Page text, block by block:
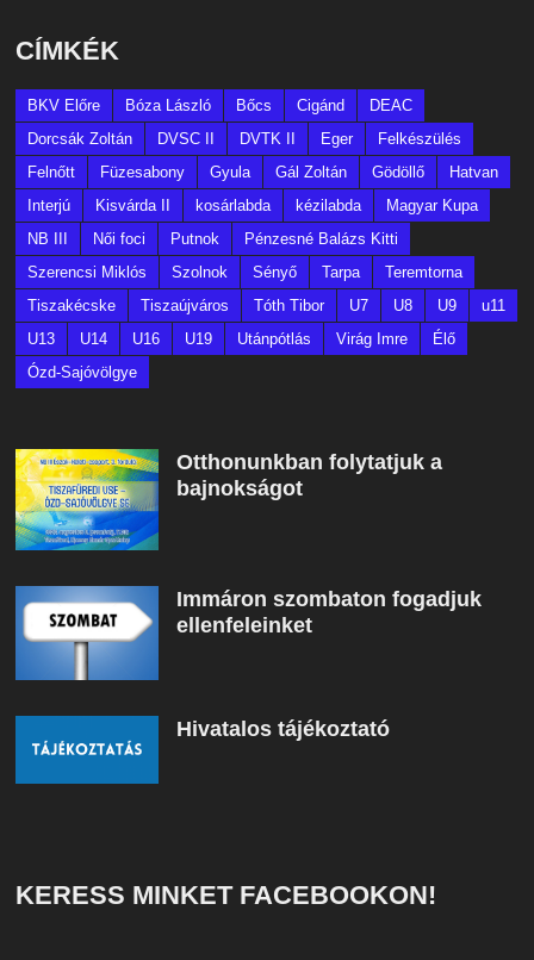
CÍMKÉK
BKV Előre Bóza László Bőcs Cigánd
DEAC
Dorcsák Zoltán
DVSC II DVTK II Eger
Felkészülés
Felnőtt
Füzesabony Gyula Gál Zoltán Gödöllő
Hatvan
Interjú
Kisvárda II kosárlabda kézilabda
Magyar Kupa
NB III
Női foci Putnok
Pénzesné Balázs Kitti
Szerencsi Miklós
Szolnok Sényő Tarpa
Teremtorna
Tiszakécske
Tiszaújváros Tóth Tibor U7 U8 U9
u11
U13
U14 U16 U19 Utánpótlás Virág Imre
Élő
Ózd-Sajóvölgye
Otthonunkban folytatjuk a
bajnokságot
Immáron szombaton fogadjuk
ellenfeleinket
Hivatalos tájékoztató
KERESS MINKET FACEBOOKON!